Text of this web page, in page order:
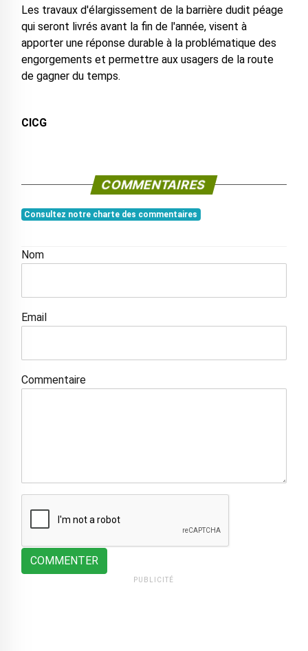
Les travaux d'élargissement de la barrière dudit péage
qui seront livrés avant la fin de l'année, visent à
apporter une réponse durable à la problématique des
engorgements et permettre aux usagers de la route
de gagner du temps.
CICG
COMMENTAIRES
Consultez notre charte des commentaires
Nom
Email
Commentaire
COMMENTER
PUBLICITÉ